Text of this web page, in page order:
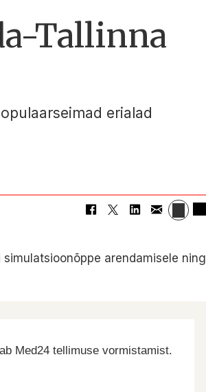
Tallinna
erialad
arendamisele ning
Med24 tellimuse vormistamist.